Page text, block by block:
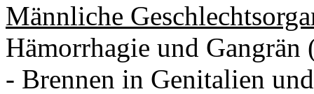
Männliche
Hämorrhagie und
- Brennen in Genitalien